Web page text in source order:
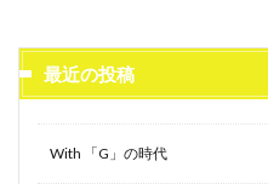
最近の投稿
With 「G」の時代